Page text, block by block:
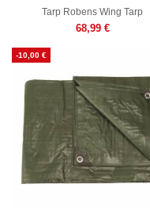
Tarp Robens Wing Tarp
68,99 €
-10,00 €